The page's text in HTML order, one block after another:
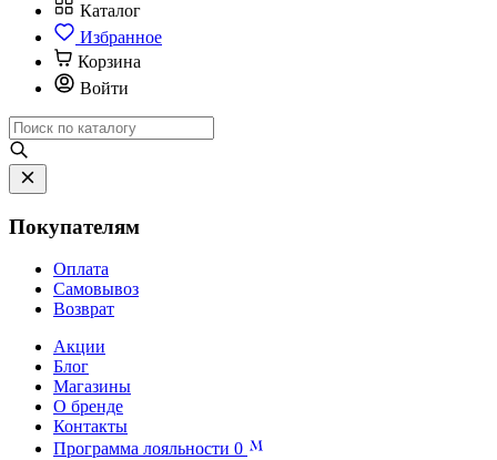
Каталог
Избранное
Корзина
Войти
Покупателям
Оплата
Самовывоз
Возврат
Акции
Блог
Магазины
О бренде
Контакты
Программа лояльности 0